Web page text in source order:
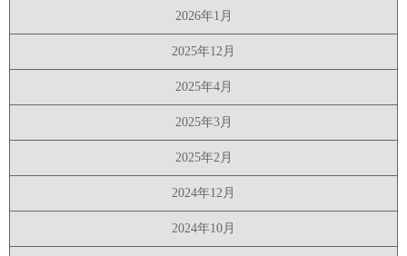
2026年1月
2025年12月
2025年4月
2025年3月
2025年2月
2024年12月
2024年10月